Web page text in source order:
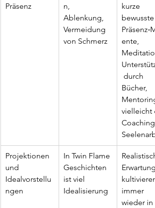
Präsenz
n,
Ablenkung,
Vermeidung
von Schmerz
kurze
bewusste
ente,
durch
Bücher,
vielleicht
Coaching,
Projektionen
und
Idealvorstellu
ngen
In Twin Flame
Geschichten
ist viel
Idealisierung
immer
wieder in